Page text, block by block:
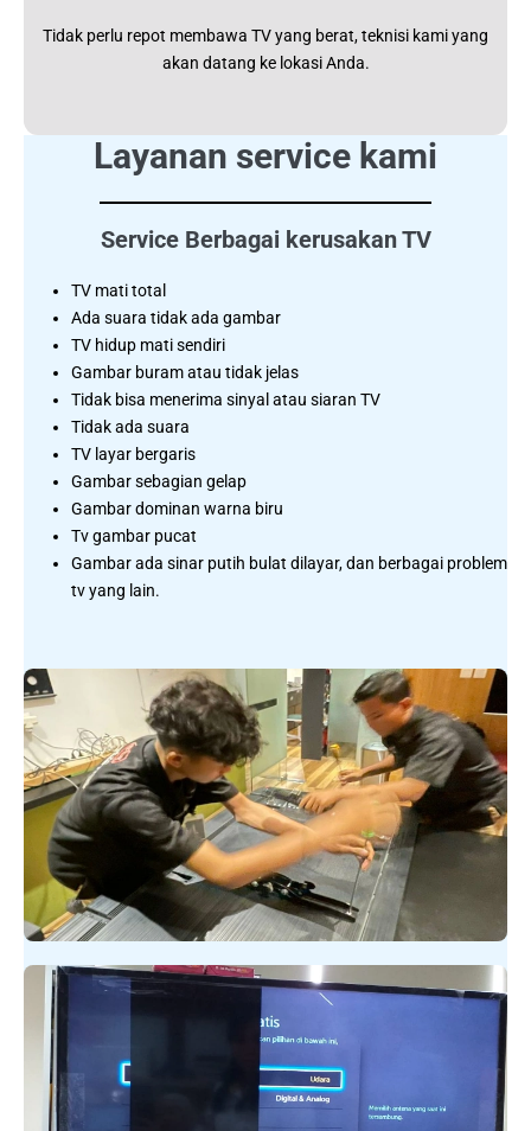
Tidak perlu repot membawa TV yang berat, teknisi kami yang
akan datang ke lokasi Anda.
Layanan service kami
Service Berbagai kerusakan TV
TV mati total
Ada suara tidak ada gambar
TV hidup mati sendiri
Gambar buram atau tidak jelas
Tidak bisa menerima sinyal atau siaran TV
Tidak ada suara
TV layar bergaris
Gambar sebagian gelap
Gambar dominan warna biru
Tv gambar pucat
Gambar ada sinar putih bulat dilayar, dan berbagai problem
tv yang lain.